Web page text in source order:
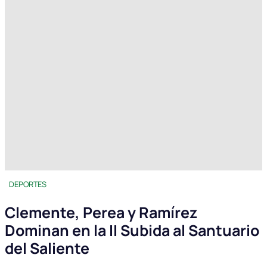
DEPORTES
Clemente, Perea y Ramírez
Dominan en la II Subida al Santuario
del Saliente